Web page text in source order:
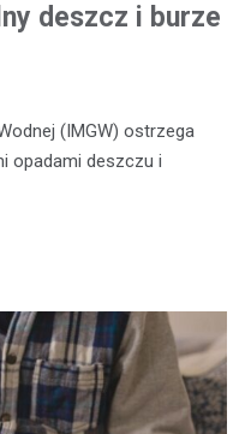
deszcz i burze
(IMGW) ostrzega
opadami deszczu i